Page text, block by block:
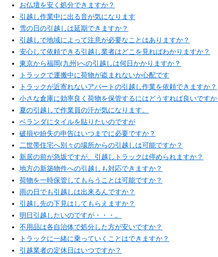
お仏壇を安く処分できますか？
引越し作業中に出る音が気になります
雪の日の引越しは延期できますか？
引越しで地域によって注意が必要なことはありますか？
安心して依頼できる引越し業者はどこを見ればわかりますか？
東京から福岡(九州)への引越しは何日かかりますか？
トラックで運搬中に荷物が盗まれないか心配です
トラックが近寄れないアパートの引越し作業を依頼できますか？
小さな倉庫に効率良く荷物を保管するにはどうすれば良いです
夏の引越しで作業員の汗が気になります。
ベランダにタイルを貼りたいのですが
破損や紛失の申告はいつまでに必要ですか？
二世帯住宅へ別々の場所からの引越しは可能ですか？
新居の前が急坂ですが、引越しトラックは停められますか？
地方の新築物件への引越しも対応できますか？
荷物を一時保管してもらうことは可能ですか？
雨の日でも引越しは出来るんですか？
引越し先の下見はしてもらえますか？
明日引越したいのですが・・・。
不用品は各自治体で処分した方が安いですか？
トラックに一緒に乗っていくことはできますか？
引越業者の定休日はいつですか？